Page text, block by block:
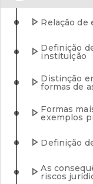
Relação de
Definição
instituição
Distinção
formas de
Formas
exemplos
Definição
As
riscos